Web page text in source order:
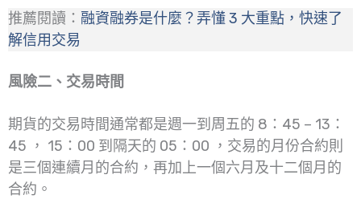
推薦閱讀： 融資融券是什麼？弄懂 3 大重點，快速了
解信用交易
風險二、交易時間
期貨的交易時間通常都是週一到周五的 8：45 – 13：
45 ， 15：00 到隔天的 05：00 ，交易的月份合約則
是三個連續月的合約，再加上一個六月及十二個月的
合約。